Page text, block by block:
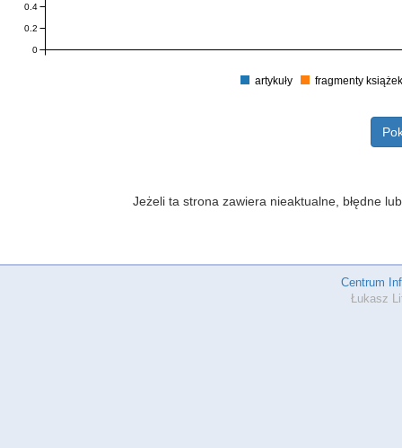
0
0.2
0.4
artykuły fragmenty
Jeżeli ta strona zawiera nieaktualne, błędne
Centrum
Łukasz